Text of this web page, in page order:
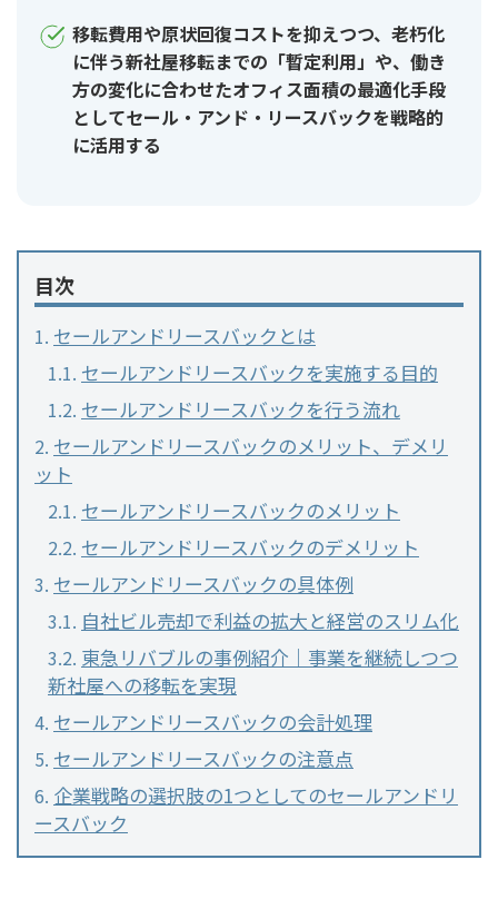
移転費用や原状回復コストを抑えつつ、老朽化
に伴う新社屋移転までの「暫定利用」や、働き
方の変化に合わせたオフィス面積の最適化手段
としてセール・アンド・リースバックを戦略的
に活用する
目次
セールアンドリースバックとは
セールアンドリースバックを実施する目的
セールアンドリースバックを行う流れ
セールアンドリースバックのメリット、デメリ
ット
セールアンドリースバックのメリット
セールアンドリースバックのデメリット
セールアンドリースバックの具体例
自社ビル売却で利益の拡大と経営のスリム化
東急リバブルの事例紹介｜事業を継続しつつ
新社屋への移転を実現
セールアンドリースバックの会計処理
セールアンドリースバックの注意点
企業戦略の選択肢の1つとしてのセールアンドリ
ースバック